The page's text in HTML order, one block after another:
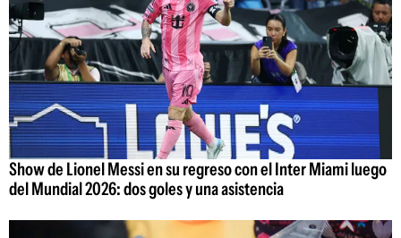
Show de Lionel Messi en su regreso con el Inter Miami luego
del Mundial 2026: dos goles y una asistencia